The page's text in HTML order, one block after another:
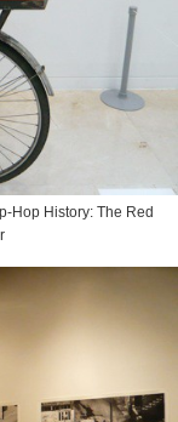
Hop History: The Red